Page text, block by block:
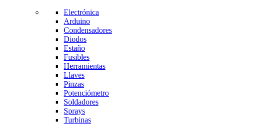
Electrónica
Arduino
Condensadores
Diodos
Estaño
Fusibles
Herramientas
Llaves
Pinzas
Potenciómetro
Soldadores
Sprays
Turbinas